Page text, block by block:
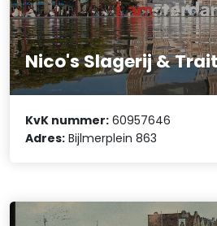
Nico's Slagerij &
KvK nummer: 60957646
Adres: Bijlmerplein 863